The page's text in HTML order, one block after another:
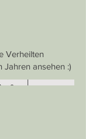
Verheilten
Jahren ansehen :)